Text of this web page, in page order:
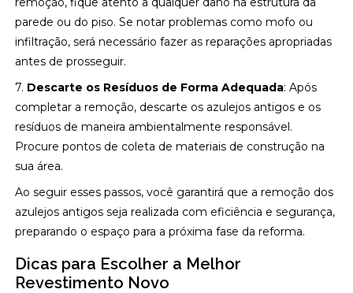
parede ou do piso. Se notar problemas como mofo ou
infiltração, será necessário fazer as reparações apropriadas
antes de prosseguir.
7. Descarte os Resíduos de Forma Adequada: Após
completar a remoção, descarte os azulejos antigos e os
resíduos de maneira ambientalmente responsável.
Procure pontos de coleta de materiais de construção na
sua área.
Ao seguir esses passos, você garantirá que a remoção dos
azulejos antigos seja realizada com eficiência e segurança,
preparando o espaço para a próxima fase da reforma.
Dicas para Escolher a Melhor
Revestimento Novo